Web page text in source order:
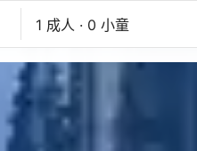
1 成人 · 0 小童